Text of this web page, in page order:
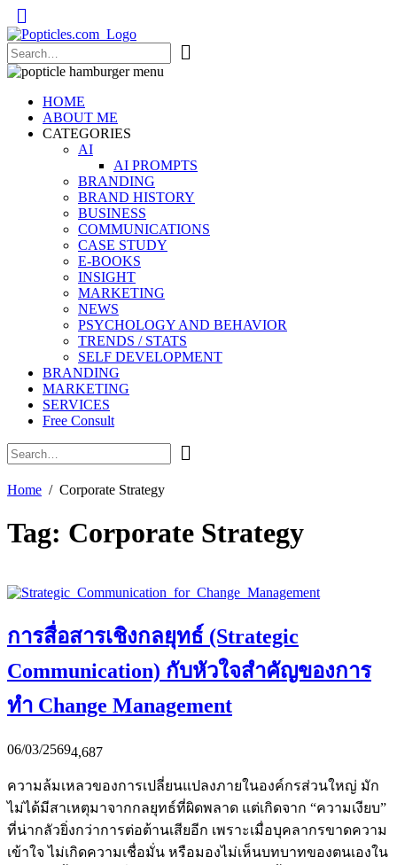
Popticles.com
HOME
ABOUT ME
CATEGORIES
AI
AI PROMPTS
BRANDING
BRAND HISTORY
BUSINESS
COMMUNICATIONS
CASE STUDY
E-BOOKS
INSIGHT
MARKETING
NEWS
PSYCHOLOGY AND BEHAVIOR
TRENDS / STATS
SELF DEVELOPMENT
BRANDING
MARKETING
SERVICES
Free Consult
Home Corporate Strategy
Tag: Corporate Strategy
การสื่อสารเชิงกลยุทธ์ (Strategic
Communication) กับหัวใจสำคัญของการ
ทำ Change Management
06/03/25694,687
ความล้มเหลวของการเปลี่ยนแปลงภายในองค์กรส่วนใหญ่ มัก
ไม่ได้มีสาเหตุมาจากกลยุทธ์ที่ผิดพลาด แต่เกิดจาก “ความเงียบ”
ที่น่ากลัวยิ่งกว่าการต่อต้านเสียอีก เพราะเมื่อบุคลากรขาดความ
เข้าใจ ไม่เกิดความเชื่อมั่น หรือมองไม่เห็นบทบาทของตนเองใน